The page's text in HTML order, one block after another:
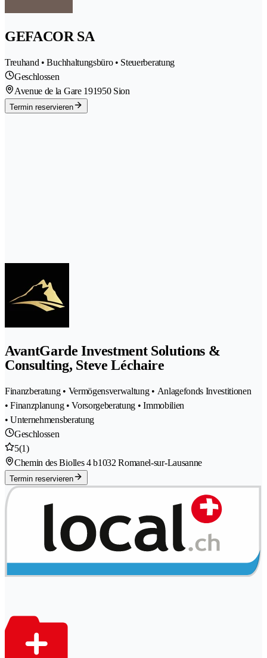
GEFACOR SA
Treuhand • Buchhaltungsbüro • Steuerberatung
Geschlossen
Avenue de la Gare 191950 Sion
Termin reservieren
AvantGarde Investment Solutions &
Consulting, Steve Léchaire
Finanzberatung • Vermögensverwaltung • Anlagefonds Investitionen
• Finanzplanung • Vorsorgeberatung • Immobilien
• Unternehmensberatung
Geschlossen
5(1)
Chemin des Biolles 4 b1032 Romanel-sur-Lausanne
Termin reservieren